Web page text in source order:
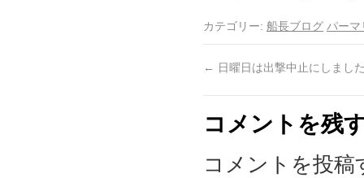
カテゴリー: 船長ブログ パーマ
← 日曜日は出撃中止にしまし
コメントを残
コメントを投稿